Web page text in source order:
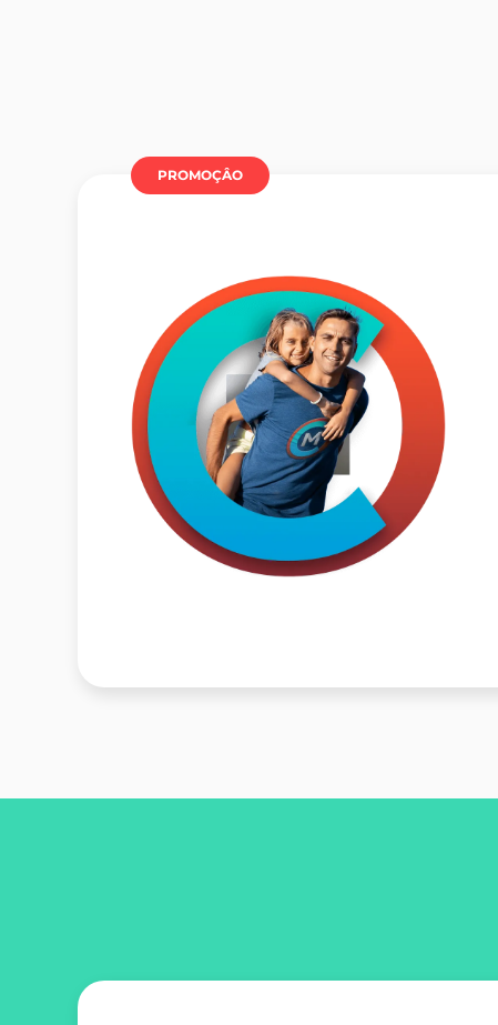
PROMOÇÂO